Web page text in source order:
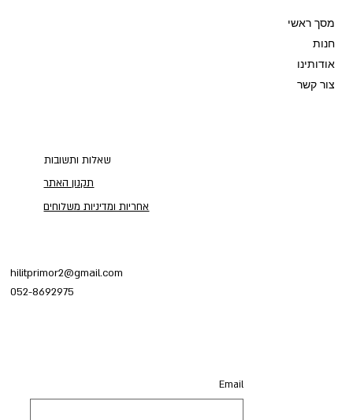
מסך ראשי
חנות
אודותינו
צור קשר
שאלות ותשובות
תקנון האתר
אחריות ומדיניות משלוחים
hilitprimor2@gmail.com
052-8692975
Email
Email